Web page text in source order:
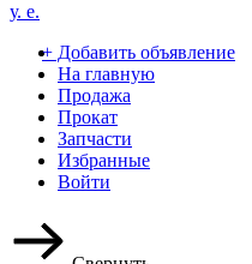
у. е.
+ Добавить объявление
На главную
Продажа
Прокат
Запчасти
Избранные
Войти